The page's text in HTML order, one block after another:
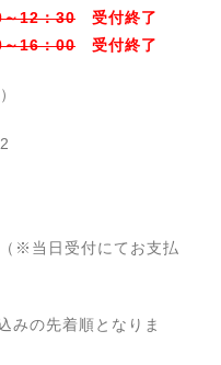
12：30 受付終了
16：00 受付終了
当日受付にてお支払
みの先着順となりま